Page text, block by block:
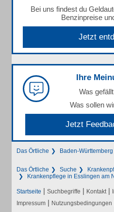
Bei uns findest du
Benzinpreise
Jetzt
Ihre
Was
Was sollen
Jetzt
Das Örtliche Baden-Württemberg
Das Örtliche Suche
Krankenpflege in Esslingen am
Startseite | Suchbegriffe | Kontakt |
Impressum | Nutzungsbedingungen